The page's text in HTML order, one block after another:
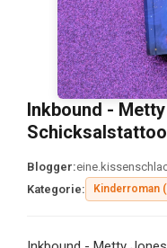
Inkbound -
Blogger:
Kategorie:
Kinderroman